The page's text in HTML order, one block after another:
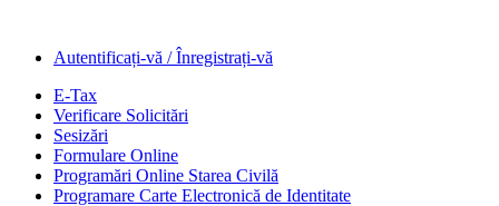
Autentificați-vă / Înregistrați-vă
E-Tax
Verificare Solicitări
Sesizări
Formulare Online
Programări Online Starea Civilă
Programare Carte Electronică de Identitate